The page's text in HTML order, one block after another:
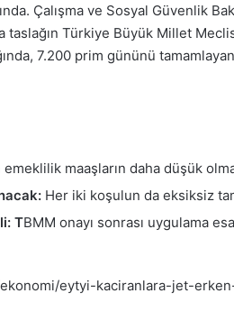
Çalışma ve Sosyal Güvenlik
Türkiye Büyük Millet
7.200 prim gününü
emeklilik maaşların daha düşük
Her iki koşulun da eksiksiz
TBMM onayı sonrası uygulama
eytyi-kaciranlara-jet-